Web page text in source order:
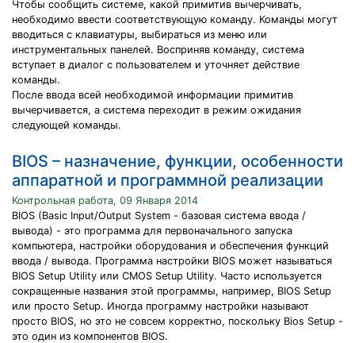
Чтобы сообщить системе, какой примитив вычерчивать,
необходимо ввести соответствующую команду. Команды могут
вводиться с клавиатуры, выбираться из меню или
инструментальных панелей. Восприняв команду, система
вступает в диалог с пользователем и уточняет действие
команды.
После ввода всей необходимой информации примитив
вычерчивается, а система переходит в режим ожидания
следующей команды.
BIOS – назначение, функции, особенности
аппаратной и программной реализации
Контрольная работа, 09 Января 2014
BIOS (Basic Input/Output System - базовая система ввода /
вывода) - это программа для первоначального запуска
компьютера, настройки оборудования и обеспечения функций
ввода / вывода. Программа настройки BIOS может называться
BIOS Setup Utility или CMOS Setup Utility. Часто используется
сокращенные названия этой программы, например, BIOS Setup
или просто Setup. Иногда программу настройки называют
просто BIOS, но это не совсем корректно, поскольку Bios Setup -
это один из компонентов BIOS.